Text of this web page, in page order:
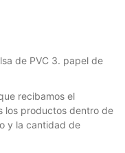
de PVC 3. papel de
recibamos el
los productos dentro de
y la cantidad de